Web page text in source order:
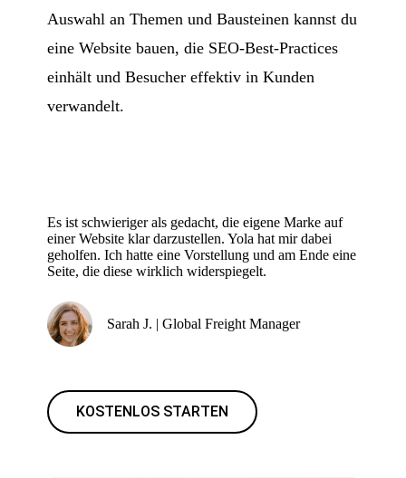
Auswahl an Themen und Bausteinen kannst du
eine Website bauen, die SEO-Best-Practices
einhält und Besucher effektiv in Kunden
verwandelt.
Es ist schwieriger als gedacht, die eigene Marke auf
einer Website klar darzustellen. Yola hat mir dabei
geholfen. Ich hatte eine Vorstellung und am Ende eine
Seite, die diese wirklich widerspiegelt.
Sarah J. | Global Freight Manager
KOSTENLOS STARTEN